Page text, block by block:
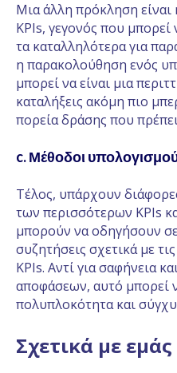
Μια άλλη πρόκληση
KPIs, γεγονός που
τα καταλληλότερα για
η παρακολούθηση ενός
μπορεί να είναι μια
καταλήξεις ακόμη πιο
πορεία δράσης που
c. Μέθοδοι
Τέλος, υπάρχουν
των περισσότερων KPIs
μπορούν να οδηγήσουν
συζητήσεις σχετικά με
KPIs. Αντί για σαφήνεια
αποφάσεων, αυτό μπορεί
πολυπλοκότητα και
Σχετικά με εμάς